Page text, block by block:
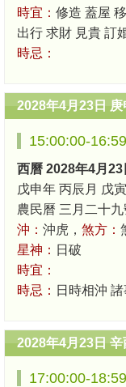
時宜： 修造 蓋屋
出行 求財 見貴 訂
時忌：
2028年4月23日 庚
15:00:00-
西曆 2028年4月
戊申年 丙辰月 戊
農民曆 三月二十
沖： 沖虎， 煞方：
星神： 日破
時宜：
時忌： 日時相沖
2028年4月23日 辛
17:00:00-